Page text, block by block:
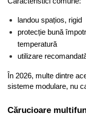
landou spațios, rigid
protecție bună
temperatură
utilizare
În 2026, multe dintre
sisteme modulare, nu
Cărucioare